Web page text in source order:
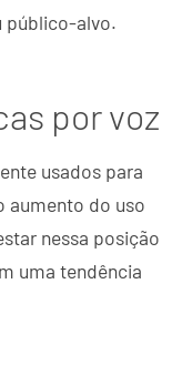
público-alvo.
por voz
usados para
aumento do uso
nessa posição
uma tendência